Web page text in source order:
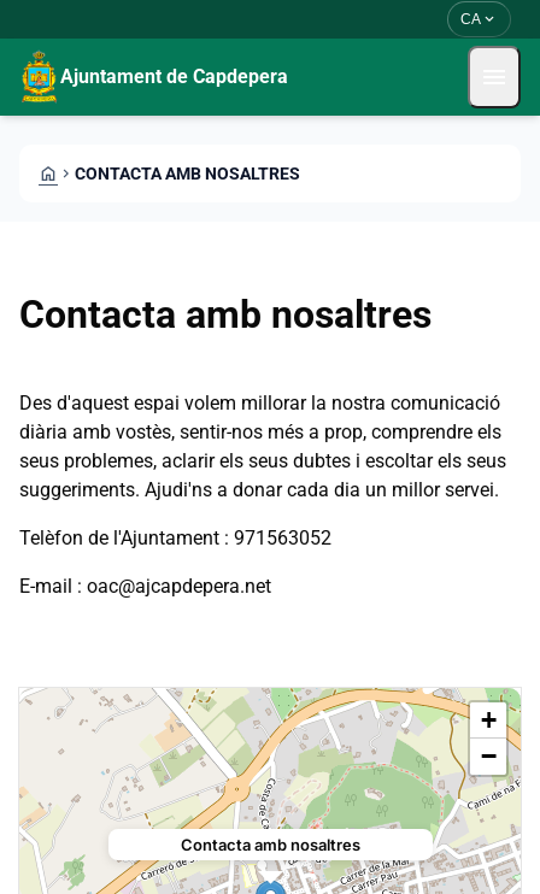
CA expand_more
Ajuntament de Capdepera
HOME CHEVRON_RIGHT CONTACTA AMB NOSALTRES
Contacta amb nosaltres
Des d'aquest espai volem millorar la nostra comunicació
diària amb vostès, sentir-nos més a prop, comprendre els
seus problemes, aclarir els seus dubtes i escoltar els seus
suggeriments. Ajudi'ns a donar cada dia un millor servei.
Telèfon de l'Ajuntament : 971563052
E-mail : oac@ajcapdepera.net
Contacta amb nosaltres
+
−